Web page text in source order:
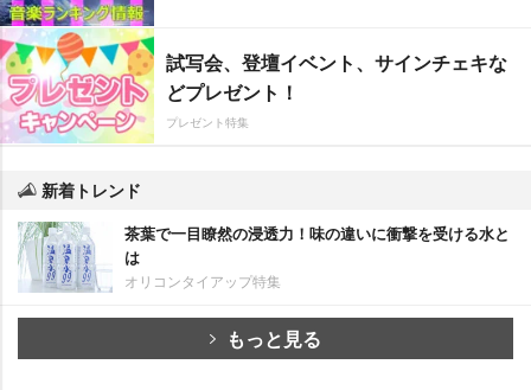
試写会、登壇イベント、サインチェキな
どプレゼント！
プレゼント特集
新着トレンド
茶葉で一目瞭然の浸透力！味の違いに衝撃を受ける水と
は
オリコンタイアップ特集
もっと見る